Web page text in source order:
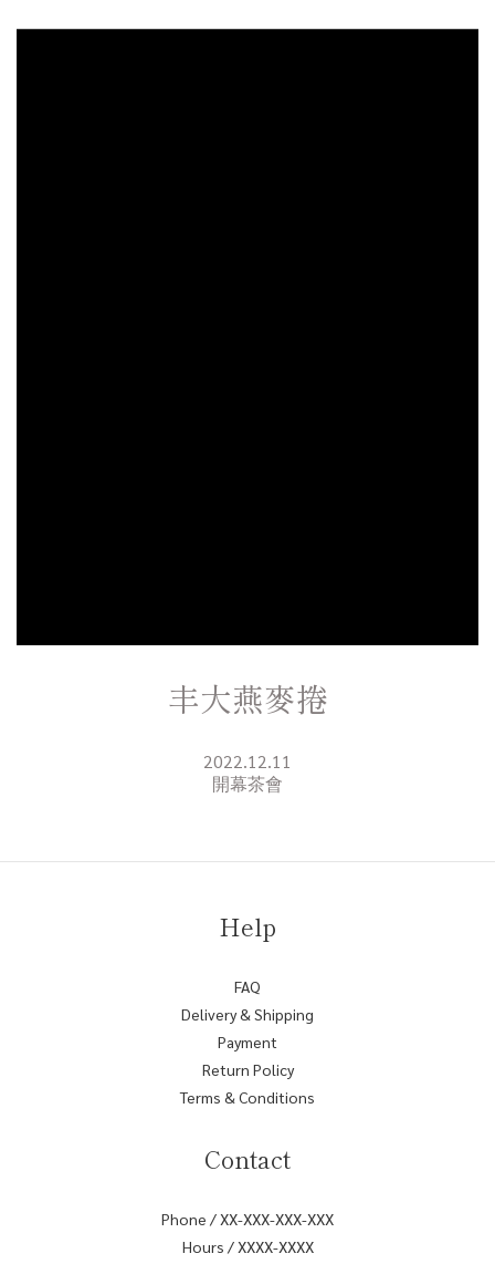
丰大燕麥捲
2022.12.11
開幕茶會
Help
FAQ
Delivery & Shipping
Payment
Return Policy
Terms & Conditions
Contact
Phone / XX-XXX-XXX-XXX
Hours / XXXX-XXXX